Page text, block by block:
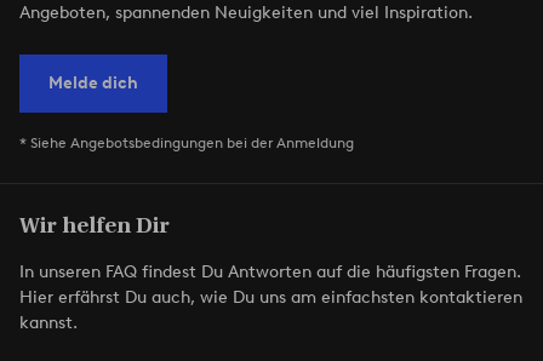
Angeboten, spannenden Neuigkeiten und viel Inspiration.
Melde dich
* Siehe Angebotsbedingungen bei der Anmeldung
Wir helfen Dir
In unseren FAQ findest Du Antworten auf die häufigsten Fragen.
Hier erfährst Du auch, wie Du uns am einfachsten kontaktieren
kannst.